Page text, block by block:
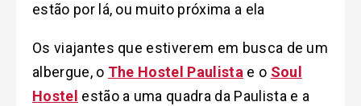
estão por lá, ou muito próxima a ela
Os viajantes que estiverem em busca de um
albergue, o The Hostel Paulistae o Soul
Hostel estão a uma quadra da Paulista e a